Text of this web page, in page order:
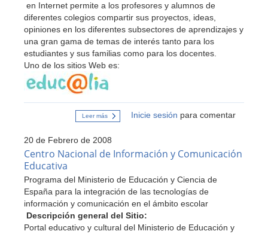
en Internet permite a los profesores y alumnos de
diferentes colegios compartir sus proyectos, ideas,
opiniones en los diferentes subsectores de aprendizajes y
una gran gama de temas de interés tanto para los
estudiantes y sus familias como para los docentes.
Uno de los sitios Web es:
Leer más sobre
Proyectos
Inicie sesión para comentar
20 de Febrero de 2008
Centro Nacional de Información y Comunicación
Educativa
Programa del Ministerio de Educación y Ciencia de
España para la integración de las tecnologías de
información y comunicación en el ámbito escolar
Descripción general del Sitio:
Portal educativo y cultural del Ministerio de Educación y